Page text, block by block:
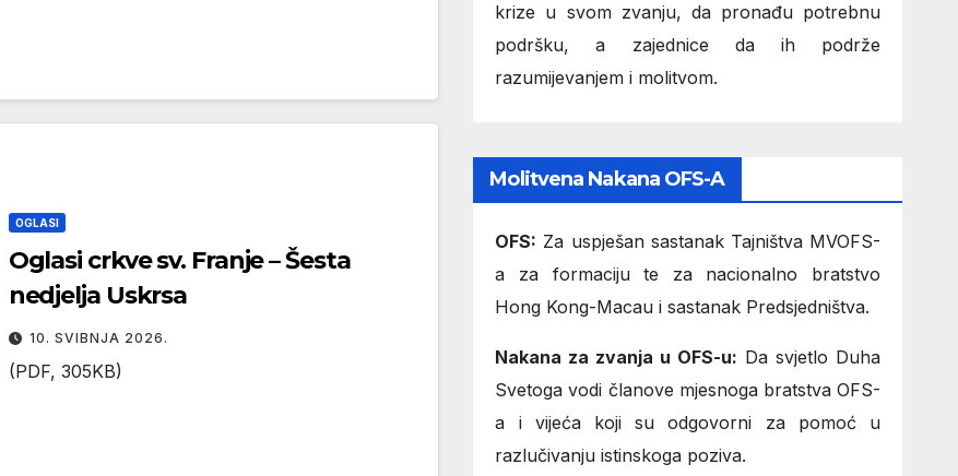
OGLASI
Oglasi crkve sv. Franje – Šesta
nedjelja Uskrsa
10. SVIBNJA 2026.
(PDF, 305KB)
krize u svom zvanju, da pronađu potrebnu
podršku, a zajednice da ih podrže
razumijevanjem i molitvom.
Molitvena Nakana OFS-A
OFS: Za uspješan sastanak Tajništva MVOFS-
a za formaciju te za nacionalno bratstvo
Hong Kong-Macau i sastanak Predsjedništva.
Nakana za zvanja u OFS-u: Da svjetlo Duha
Svetoga vodi članove mjesnoga bratstva OFS-
a i vijeća koji su odgovorni za pomoć u
razlučivanju istinskoga poziva.